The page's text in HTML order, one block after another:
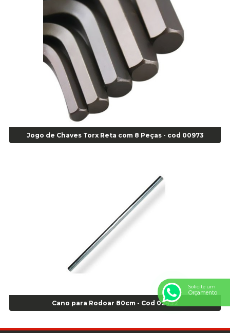
Alicate para Abracadeira 3/16" x 1.3/16" 29840 - Gedore - Cod 02174
Alicate para Anéis Externos Bico Reto - Gedore A2 - Cod 00894
Alicate para Anéis Externos com Bico Curvo - Gedore A21 - Cod 00895
Alicate para Anéis Internos Bico Curvo - Gedore J21 - Cod 00893
Alicate para Anéis Tipo Trava Câmbio 8134 Gedore - Cod 02008
Alicate para Balanceamento - Cod 03078
Alicate para trava de cambio 398 11" - Corneta - Cod 03113
Alicate Universal - Cod 01718
Alicate Universal 8" Gedore - Cod 00133
Anel Centralizador Fiat 4 pçs - Amarelo - Cod 00517
Anel Centralizador Honda 4 pçs - Vermelho - Cod 01465
Anel Centralizador Peugeot 4pçs - Branco - Cod 01466
Anel Centralizador Renault 4pçs - Marrom - Cod 01467
Anel Centralizador Toyota 4pçs - Preto - Cod 01335
Anel Centralizador VW 4pçs - Laranja - Cod 00520
Anel de vedação Jumbo OR-224 TG - Cod: 03749
Anel de vedação Jumbo OR-449 Cod: 03752
Anel p/ montagem de pneu s/cam aro 22,5 - Cod 00166
Anel para Montagem do Pneu Sem Câmara Aro 24,5 - Cod 02935
Anel para Vedação OR 325 - Cod 03390
Anel para Vedação OR 329 - Cod 01769
Jogo de Chaves Torx Reta com 8 Peças - cod 00973
Cano para Rodoar 80cm - Cod 02432
Solicite um
Orçamento